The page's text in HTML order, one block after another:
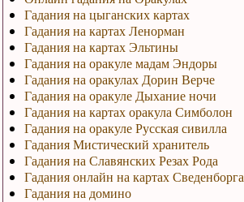
Гадания на цыганских картах
Гадания на картах Ленорман
Гадания на картах Эльтины
Гадания на оракуле мадам Эндоры
Гадания на оракулах Дорин Верче
Гадания на оракуле Дыхание ночи
Гадания на картах оракула Симболон
Гадания на оракуле Русская сивилла
Гадания Мистический хранитель
Гадания на Славянских Резах Рода
Гадания онлайн на картах Сведенборга
Гадания на домино